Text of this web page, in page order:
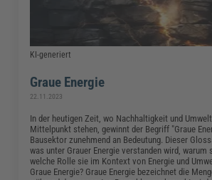
KI-generiert
Graue Energie
22.11.2023
In der heutigen Zeit, wo Nachhaltigkeit und
Mittelpunkt stehen, gewinnt der Begriff "Graue
Bausektor zunehmend an Bedeutung. Dieser
was unter Grauer Energie verstanden wird, warum
welche Rolle sie im Kontext von Energie und
Graue Energie? Graue Energie bezeichnet die